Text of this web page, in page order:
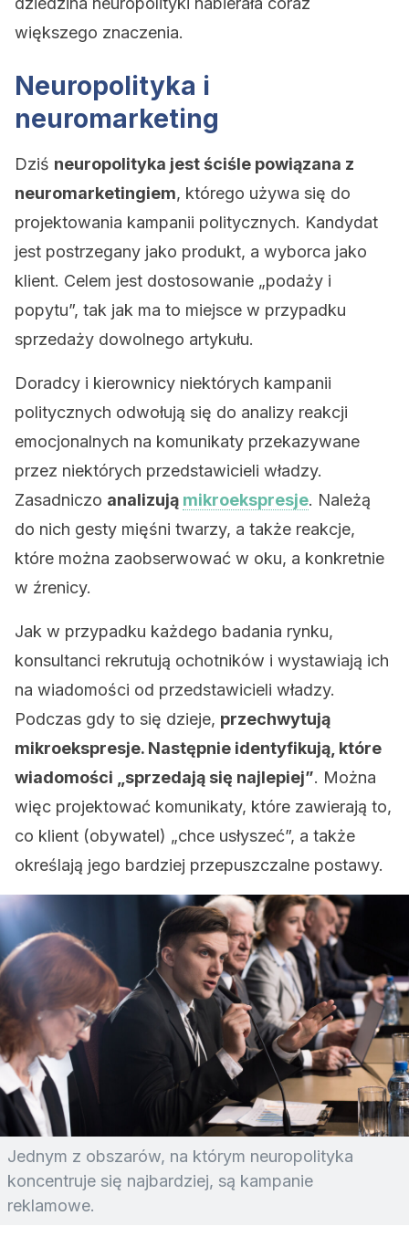
większego znaczenia.
Neuropolityka i
neuromarketing
Dziś neuropolityka jest ściśle powiązana z
neuromarketingiem, którego używa się do
projektowania kampanii politycznych. Kandydat
jest postrzegany jako produkt, a wyborca jako
klient. Celem jest dostosowanie „podaży i
popytu”, tak jak ma to miejsce w przypadku
sprzedaży dowolnego artykułu.
Doradcy i kierownicy niektórych kampanii
politycznych odwołują się do analizy reakcji
emocjonalnych na komunikaty przekazywane
przez niektórych przedstawicieli władzy.
Zasadniczo analizują mikroekspresje. Należą
do nich gesty mięśni twarzy, a także reakcje,
które można zaobserwować w oku, a konkretnie
w źrenicy.
Jak w przypadku każdego badania rynku,
konsultanci rekrutują ochotników i wystawiają ich
na wiadomości od przedstawicieli władzy.
Podczas gdy to się dzieje, przechwytują
mikroekspresje. Następnie identyfikują, które
wiadomości „sprzedają się najlepiej”. Można
więc projektować komunikaty, które zawierają to,
co klient (obywatel) „chce usłyszeć”, a także
określają jego bardziej przepuszczalne postawy.
Jednym z obszarów, na którym neuropolityka
koncentruje się najbardziej, są kampanie
reklamowe.